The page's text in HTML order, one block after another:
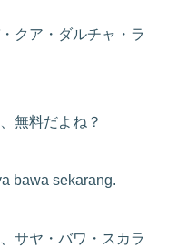
クア・ダルチャ・ラ
無料だよね？
bawa sekarang.
サヤ・バワ・スカラ